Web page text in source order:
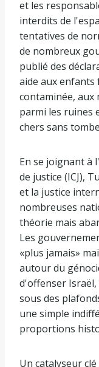
et les
interdits de
tentatives de
de nombreux
publié des
aide aux enfants
contaminée, aux
parmi les ruines
chers sans
En se joignant à
de justice (ICJ),
et la justice
nombreuses
théorie mais
Les
«plus jamais»
autour du
d'offenser
sous des
une simple
proportions
Un catalyseur